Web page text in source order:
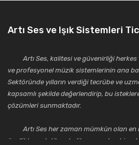
Artı Ses ve Işık Sistemleri
Artı Ses, kalitesi ve güvenirliği herkes
ve profesyonel müzik sistemlerinin ana
Sektöründe yılların verdiği tecrübe ve
kapsamlı şekilde değerlendirip, bu
çözümleri sunmaktadır.
Artı Ses her zaman mümkün olan en
özellikler, estetik ve kalite açısından bir